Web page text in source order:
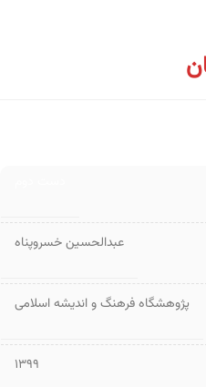
عبدالحسین خسروپناه
پژوهشگاه فرهنگ و اندیشه اسلامی
1399